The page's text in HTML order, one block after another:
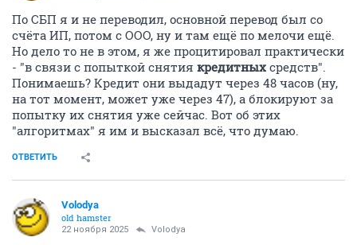
По СБП я и не переводил, основной перевод был со
счёта ИП, потом с ООО, ну и там ещё по мелочи ещё.
Но дело то не в этом, я же процитировал практически
- "в связи с попыткой снятия кредитных средств".
Понимаешь? Кредит они выдадут через 48 часов (ну,
на тот момент, может уже через 47), а блокируют за
попытку их снятия уже сейчас. Вот об этих
"алгоритмах" я им и высказал всё, что думаю.
ОТВЕТИТЬ
Volodya
old hamster
22 ноября 2025 Volodya